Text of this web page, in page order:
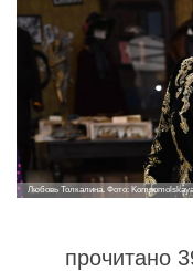
Любовь Толкалина. Фото:
прочитано